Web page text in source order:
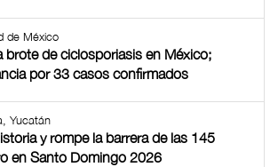
de México
brote de ciclosporiasis en México;
por 33 casos confirmados
Yucatán
y rompe la barrera de las 145
en Santo Domingo 2026